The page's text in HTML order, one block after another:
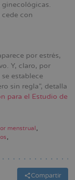
ginecológicas.
con
por estrés,
Y, claro, por
establece
sin regla”, detalla
para el Estudio de
menstrual
Compartir